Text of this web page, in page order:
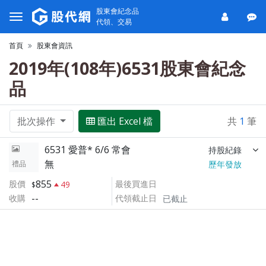
股東會紀念品
代領、交易
首頁 股東會資訊
2019年(108年)6531股東會紀念
品
批次操作 匯出 Excel 檔 共 1 筆
禮品
6531 愛普* 6/6 常會 持股紀錄
無
歷年發放
股價
855
49
收購 --
最後買進日
代領截止日
已截止